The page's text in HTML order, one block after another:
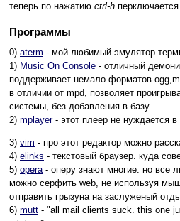
теперь по нажатию ctrl-h
Программы
0) aterm - мой любимый эмулятор
1) Music On Console - отличный
поддерживает немало форматов
в отличии от mpd, позволяет
системы, без добавления в базу.
2) mplayer- этот плеер не нуждается в
3) vim - про этот редактор можно
4) elinks - текстовый браузер. куда
5) opera- оперу знают многие. но все
можно серфить web, не используя
отправить грызуна на заслуженый
6) mutt - "all mail clients suck. this one